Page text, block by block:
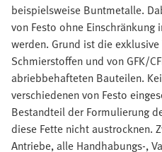
beispielsweise Buntmetalle.
von Festo ohne
werden. Grund ist die
Schmierstoffen und von GFK/
abriebbehafteten Bauteilen.
verschiedenen von Festo
Bestandteil der Formulierung
diese Fette nicht austrocknen.
Antriebe, alle Handhabungs-,